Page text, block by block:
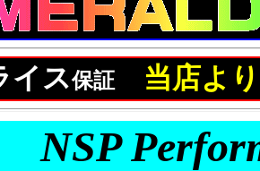
イス保証 当店より
NSP